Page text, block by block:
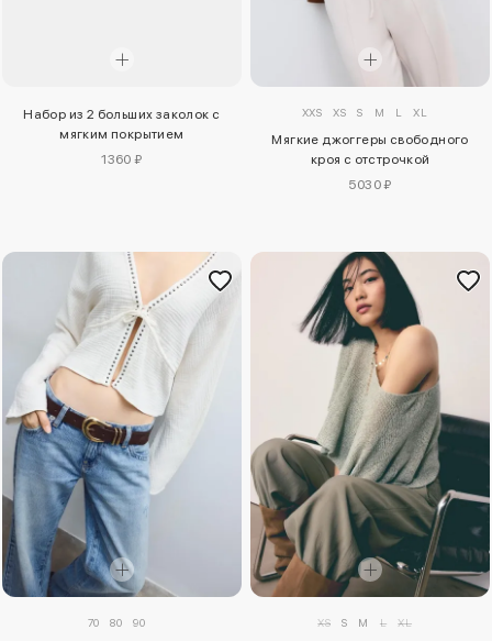
Набор из 2 больших заколок с
мягким покрытием
1360 ₽
XXS XS S M L XL
Мягкие джоггеры свободного
кроя с отстрочкой
5030 ₽
70 80 90 XS S M L XL